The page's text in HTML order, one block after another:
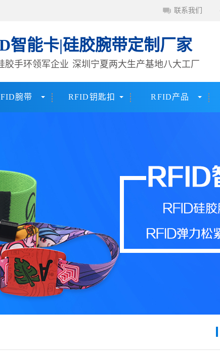
联系我们
智能卡|硅胶腕带定制厂家
胶手环领军企业 深圳宁夏两大生产基地八大工厂
腕带 RFID钥匙扣 RFID产品